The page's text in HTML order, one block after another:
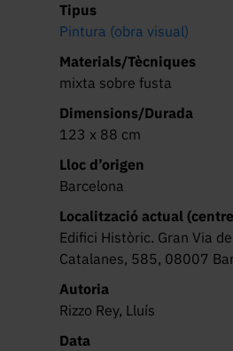
Tipus
Pintura (obra visual)
Materials/Tècniques
mixta sobre fusta
Dimensions/Durada
123 x 88 cm
Lloc d’origen
Barcelona
Localització actual
Edifici Històric. Gran Via
Catalanes, 585, 08007
Autoria
Rizzo Rey, Lluís
Data